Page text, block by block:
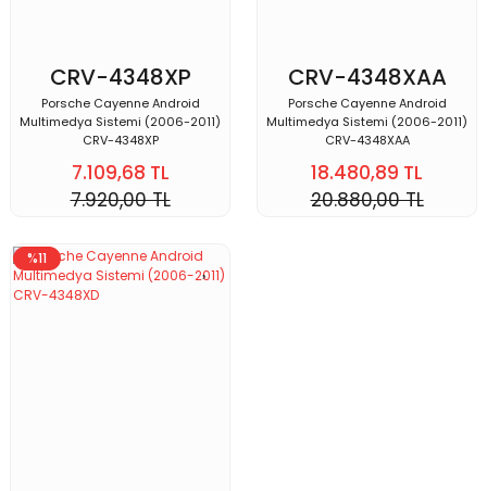
CRV-4348XP
Porsche Cayenne Android
Multimedya Sistemi (2006-2011)
CRV-4348XP
7.109,68 TL
7.920,00 TL
CRV-4348XAA
Porsche Cayenne Android
Multimedya Sistemi (2006-2011)
CRV-4348XAA
18.480,89 TL
20.880,00 TL
%11